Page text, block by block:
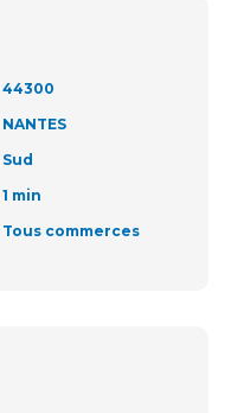
44300
NANTES
Sud
1 min
Tous commerces